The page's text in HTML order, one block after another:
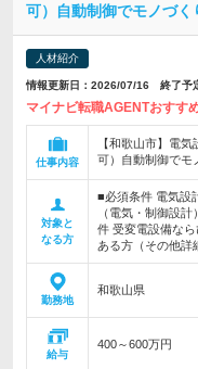
可）自動制御でモノづ
人材紹介
情報更新日：2026/07/16 終了
マイナビ転職AGENTおすす
仕事内容
【和歌山市】電
可）自動制御でモ
対象と
なる方
■必須条件 電気設
（電気・制御設
件 受変電設備な
ある方（その他詳
勤務地
和歌山県
給与
400～600万円